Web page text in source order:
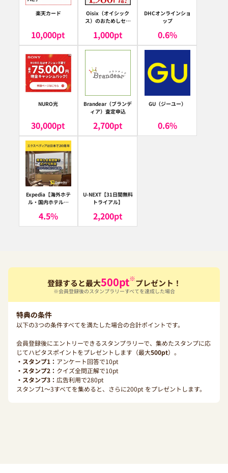
楽天カード
10,000pt
Oisix（オイシック
ス）のおためしセッ
1,000pt
DHCオンラインショ
ップ
0.6%
NURO光
30,000pt
Brandear（ブランデ
ィア）査定申込
2,700pt
GU（ジーユー）
0.6%
Expedia【海外ホテ
ル・国内ホテル予
ア）
4.5%
U-NEXT【31日間無料
トライアル】
2,200pt
登録すると最大500pt※プレゼント！
※会員登録後のスタンプラリーすべてを達成した場合
特典の条件
以下の3つの条件すべてを満たした場合の合計ポイントです。
会員登録後にエントリーできるスタンプラリーで、集めたスタンプに応
じてハピタスポイントをプレゼントします（最大500pt）。
・スタンプ1： アンケート回答で10pt
・スタンプ2： クイズ全問正解で10pt
・スタンプ3： 広告利用で280pt
スタンプ1〜3すべてを集めると、さらに200pt をプレゼントします。